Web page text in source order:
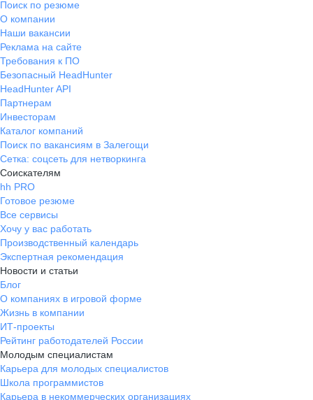
Поиск по резюме
О компании
Наши вакансии
Реклама на сайте
Требования к ПО
Безопасный HeadHunter
HeadHunter API
Партнерам
Инвесторам
Каталог компаний
Поиск по вакансиям в Залегощи
Сетка: соцсеть для нетворкинга
Соискателям
hh PRO
Готовое резюме
Все сервисы
Хочу у вас работать
Производственный календарь
Экспертная рекомендация
Новости и статьи
Блог
О компаниях в игровой форме
Жизнь в компании
ИТ-проекты
Рейтинг работодателей России
Молодым специалистам
Карьера для молодых специалистов
Школа программистов
Карьера в некоммерческих организациях